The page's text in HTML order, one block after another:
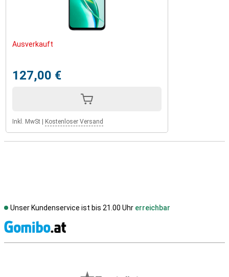
Ausverkauft
127,00 €
Inkl. MwSt Kostenloser Versand
Unser Kundenservice ist bis 21.00 Uhr erreichbar